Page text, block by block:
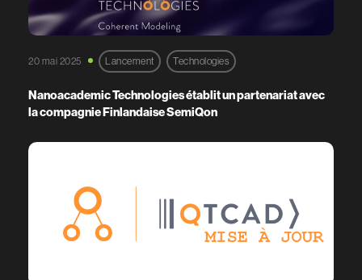
20 mai 2025 Lancement Technologies
Nanoacademic Technologies établit un partenariat avec
la compagnie Finlandaise SemiQon